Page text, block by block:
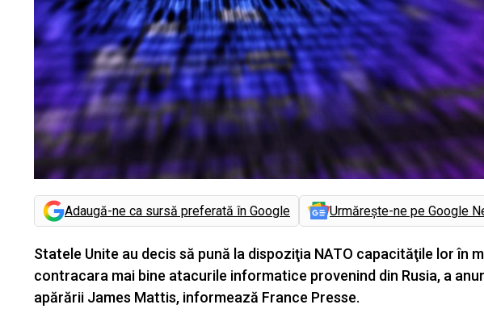
Adaugă-ne ca sursă preferată în Google Urmărește-ne pe Google
Statele Unite au decis să pună la dispoziţia NATO capacităţile lor în
contracara mai bine atacurile informatice provenind din Rusia, a
apărării James Mattis, informează France Presse.